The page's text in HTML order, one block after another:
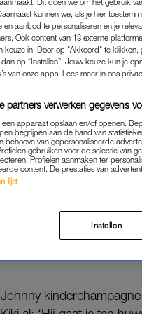
we weer zwanger
Kiki bereidde de
die kinderwagen:
niet, dan is in ieder
. Dus ging
Dus ik zei tegen Kiki:
riep in een volle winkel:
kunnen we, als je hier
en aanbod te personaliseren en je
Ook content van 13 externe
keuze in. Door op "Akkoord" te
op “Instellen”. Jouw keuze kun je
van onze apps. Lees meer in ons
partners verwerken gegevens
apparaat opslaan en/of openen.
begrijpen aan de hand van
behoeve van gepersonaliseerde
gebruiken voor de selectie van
Profielen aanmaken ter
content. De prestaties van
lijst
Instellen